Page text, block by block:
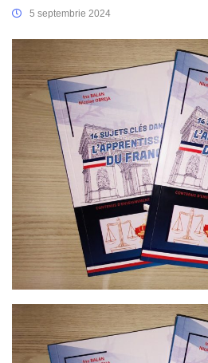
5 septembrie 2024